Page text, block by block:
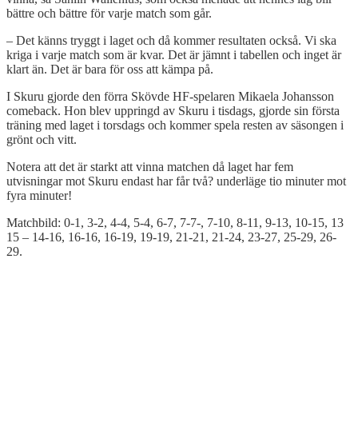
bättre och bättre för varje match som går.
– Det känns tryggt i laget och då kommer resultaten också. Vi ska
kriga i varje match som är kvar. Det är jämnt i tabellen och inget är
klart än. Det är bara för oss att kämpa på.
I Skuru gjorde den förra Skövde HF-spelaren Mikaela Johansson
comeback. Hon blev uppringd av Skuru i tisdags, gjorde sin första
träning med laget i torsdags och kommer spela resten av säsongen i
grönt och vitt.
Notera att det är starkt att vinna matchen då laget har fem
utvisningar mot Skuru endast har får två? underläge tio minuter mot
fyra minuter!
Matchbild: 0-1, 3-2, 4-4, 5-4, 6-7, 7-7-, 7-10, 8-11, 9-13, 10-15, 13
15 – 14-16, 16-16, 16-19, 19-19, 21-21, 21-24, 23-27, 25-29, 26-
29.